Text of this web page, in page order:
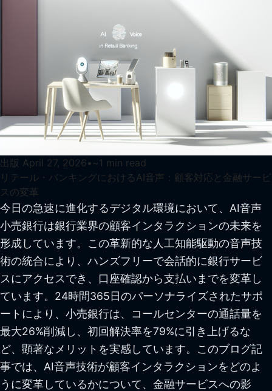
出版 April 27, 2026• ~1 min read
リテール・バンキングにおけるAI音声：顧客対応と金融サービ
スの変革
今日の急速に進化するデジタル環境において、AI音声
小売銀行は銀行業界の顧客インタラクションの未来を
形成しています。この革新的な人工知能駆動の音声技
術の統合により、ハンズフリーで会話的に銀行サービ
スにアクセスでき、口座確認から支払いまでを変革し
ています。24時間365日のパーソナライズされたサポ
ートにより、小売銀行は、コールセンターの通話量を
最大26%削減し、初回解決率を79%に引き上げるな
ど、顕著なメリットを実感しています。このブログ記
事では、AI音声技術が顧客インタラクションをどのよ
うに変革しているかについて、金融サービスへの影